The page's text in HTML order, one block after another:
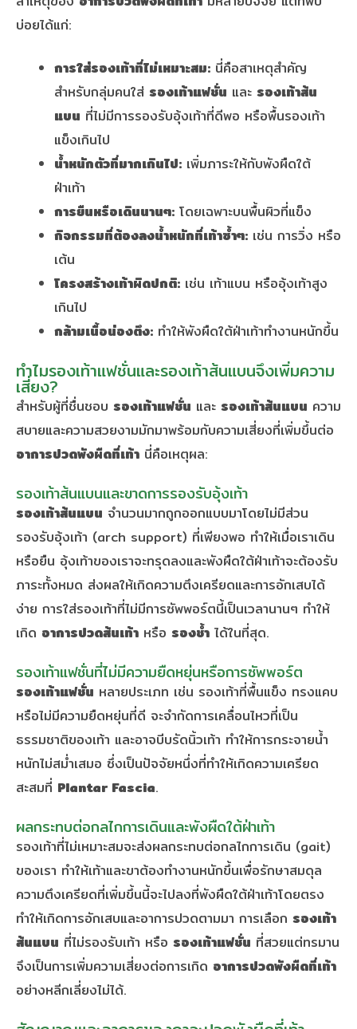
บ่อยได้แก่:
การใส่รองเท้าที่ไม่เหมาะสม: นี่คือสาเหตุสำคัญ
สำหรับกลุ่มคนใส่ รองเท้าแฟชั่น และ รองเท้าส้น
แบน ที่ไม่มีการรองรับอุ้งเท้าที่ดีพอ หรือพื้นรองเท้า
แข็งเกินไป
น้ำหนักตัวที่มากเกินไป: เพิ่มภาระให้กับพังผืดใต้
ฝ่าเท้า
การยืนหรือเดินนานๆ: โดยเฉพาะบนพื้นผิวที่แข็ง
กิจกรรมที่ต้องลงน้ำหนักที่เท้าซ้ำๆ: เช่น การวิ่ง หรือ
เต้น
โครงสร้างเท้าผิดปกติ: เช่น เท้าแบน หรืออุ้งเท้าสูง
เกินไป
กล้ามเนื้อน่องตึง: ทำให้พังผืดใต้ฝ่าเท้าทำงานหนักขึ้น
ทำไมรองเท้าแฟชั่นและรองเท้าส้นแบนจึงเพิ่มความ
เสี่ยง?
สำหรับผู้ที่ชื่นชอบ รองเท้าแฟชั่น และ รองเท้าส้นแบน ความ
สบายและความสวยงามมักมาพร้อมกับความเสี่ยงที่เพิ่มขึ้นต่อ
อาการปวดพังผืดที่เท้า นี่คือเหตุผล:
รองเท้าส้นแบนและขาดการรองรับอุ้งเท้า
รองเท้าส้นแบน จำนวนมากถูกออกแบบมาโดยไม่มีส่วน
รองรับอุ้งเท้า (arch support) ที่เพียงพอ ทำให้เมื่อเราเดิน
หรือยืน อุ้งเท้าของเราจะทรุดลงและพังผืดใต้ฝ่าเท้าจะต้องรับ
ภาระทั้งหมด ส่งผลให้เกิดความตึงเครียดและการอักเสบได้
ง่าย การใส่รองเท้าที่ไม่มีการซัพพอร์ตนี้เป็นเวลานานๆ ทำให้
เกิด อาการปวดส้นเท้า หรือ รองช้ำ ได้ในที่สุด.
รองเท้าแฟชั่นที่ไม่มีความยืดหยุ่นหรือการซัพพอร์ต
รองเท้าแฟชั่น หลายประเภท เช่น รองเท้าที่พื้นแข็ง ทรงแคบ
หรือไม่มีความยืดหยุ่นที่ดี จะจำกัดการเคลื่อนไหวที่เป็น
ธรรมชาติของเท้า และอาจบีบรัดนิ้วเท้า ทำให้การกระจายน้ำ
หนักไม่สม่ำเสมอ ซึ่งเป็นปัจจัยหนึ่งที่ทำให้เกิดความเครียด
สะสมที่ Plantar Fascia.
ผลกระทบต่อกลไกการเดินและพังผืดใต้ฝ่าเท้า
รองเท้าที่ไม่เหมาะสมจะส่งผลกระทบต่อกลไกการเดิน (gait)
ของเรา ทำให้เท้าและขาต้องทำงานหนักขึ้นเพื่อรักษาสมดุล
ความตึงเครียดที่เพิ่มขึ้นนี้จะไปลงที่พังผืดใต้ฝ่าเท้าโดยตรง
ทำให้เกิดการอักเสบและอาการปวดตามมา การเลือก รองเท้า
ส้นแบน ที่ไม่รองรับเท้า หรือ รองเท้าแฟชั่น ที่สวยแต่ทรมาน
จึงเป็นการเพิ่มความเสี่ยงต่อการเกิด อาการปวดพังผืดที่เท้า
อย่างหลีกเลี่ยงไม่ได้.